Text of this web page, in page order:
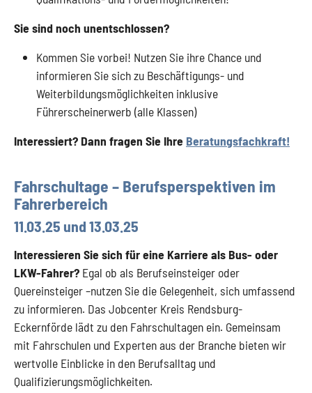
Sie sind noch unentschlossen?
Kommen Sie vorbei! Nutzen Sie ihre Chance und
informieren Sie sich zu Beschäftigungs- und
Weiterbildungs­möglich­keiten inklusive
Führerscheinerwerb (alle Klassen)
Interessiert? Dann fragen Sie Ihre Beratungsfachkraft!
Fahrschultage – Berufsperspektiven im
Fahrerbereich
11.03.25 und 13.03.25
Interessieren Sie sich für eine Karriere als Bus- oder
LKW-Fahrer? Egal ob als Berufseinsteiger oder
Quereinsteiger –nutzen Sie die Gelegenheit, sich umfassend
zu informieren. Das Jobcenter Kreis Rendsburg-
Eckernförde lädt zu den Fahrschultagen ein. Gemeinsam
mit Fahrschulen und Experten aus der Branche bieten wir
wertvolle Einblicke in den Berufsalltag und
Qualifizierungsmöglichkeiten.